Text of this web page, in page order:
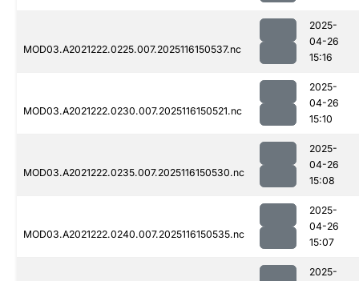
MOD03.A2021222.0225.007.2025116150537.nc
2025-
04-26
15:16
MOD03.A2021222.0230.007.2025116150521.nc
2025-
04-26
15:10
MOD03.A2021222.0235.007.2025116150530.nc
2025-
04-26
15:08
MOD03.A2021222.0240.007.2025116150535.nc
2025-
04-26
15:07
2025-